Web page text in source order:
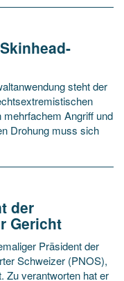
steht der
Angriff und
Drohung muss sich
der
Gericht
Präsident der
Schweizer (PNOS),
Zu verantworten hat er